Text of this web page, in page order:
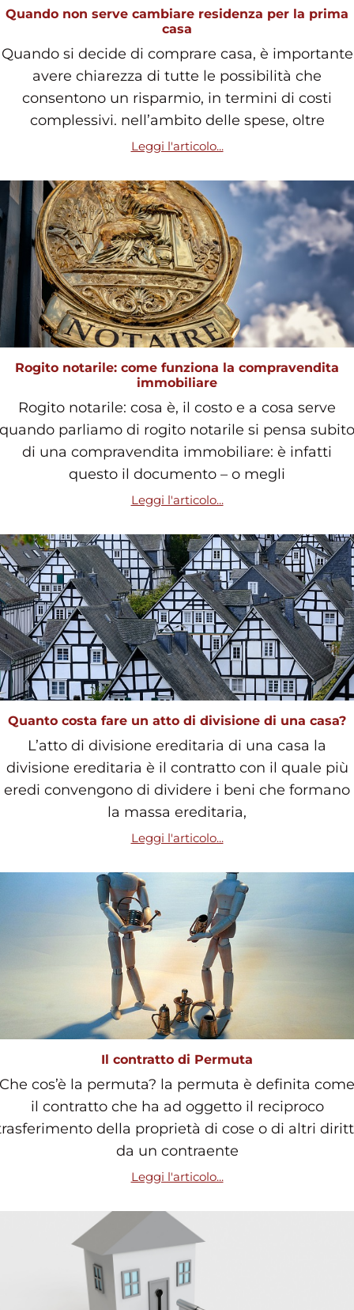
Quando non serve cambiare residenza per la prima
casa
Quando si decide di comprare casa, è importante
avere chiarezza di tutte le possibilità che
consentono un risparmio, in termini di costi
complessivi. nell’ambito delle spese, oltre
Leggi l'articolo...
Rogito notarile: come funziona la compravendita
immobiliare
Rogito notarile: cosa è, il costo e a cosa serve
quando parliamo di rogito notarile si pensa subito
di una compravendita immobiliare: è infatti
questo il documento – o megli
Leggi l'articolo...
Quanto costa fare un atto di divisione di una casa?
L’atto di divisione ereditaria di una casa la
divisione ereditaria è il contratto con il quale più
eredi convengono di dividere i beni che formano
la massa ereditaria,
Leggi l'articolo...
Il contratto di Permuta
Che cos’è la permuta? la permuta è definita come
il contratto che ha ad oggetto il reciproco
della proprietà di cose o di altri
da un contraente
Leggi l'articolo...